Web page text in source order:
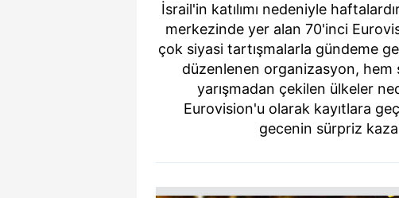
İsrail'in katılımı nedeniyle
merkezinde yer alan 70'inci
çok siyasi tartışmalarla gündeme
düzenlenen organizasyon,
yarışmadan çekilen ülkeler
Eurovision'u olarak kayıtlara
gecenin sürpriz